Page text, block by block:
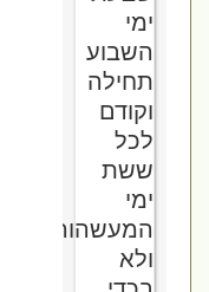
ימי
השבוע
תחילה
וקודם
לכל
ששת
ימי
המעשהוהמלאכה.
ולא